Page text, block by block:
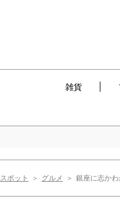
雑貨
スポット グルメ 銀座に志か